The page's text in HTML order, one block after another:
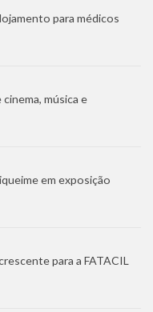
para médicos
música e
em exposição
para a FATACIL